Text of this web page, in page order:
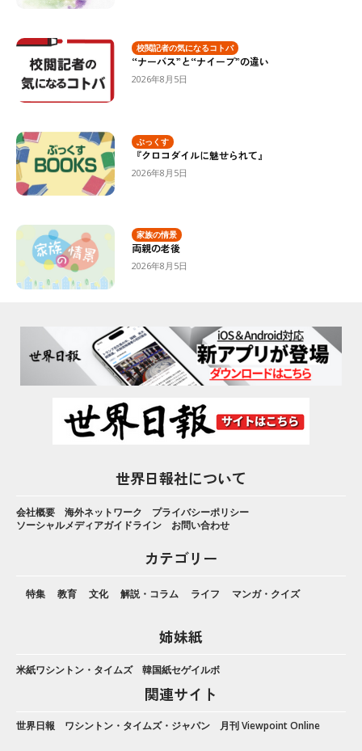
校閲記者の気になるコトバ
“ナーバス”と“ナイーブ”の違い
2026年8月5日
ぶっくす
『クロコダイルに魅せられて』
2026年8月5日
家族の情景
両親の老後
2026年8月5日
世界日報社について
会社概要 海外ネットワーク
プライバシーポリシー
ソーシャルメディアガイドライン
お問い合わせ
カテゴリー
特集 教育 文化 解説・コラム ライフ マンガ・クイズ
姉妹紙
米紙ワシントン・タイムズ 韓国紙セゲイルボ
関連サイト
世界日報 ワシントン・タイムズ・ジャパン 月刊 Viewpoint Online